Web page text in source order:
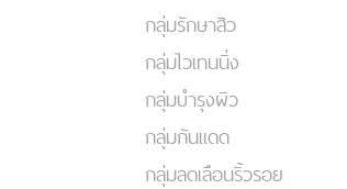
กลุ่มรักษาสิว
กลุ่มไวเทนนิ่ง
กลุ่มบำรุงผิว
กลุ่มกันแดด
กลุ่มลดเลือนริ้วรอย